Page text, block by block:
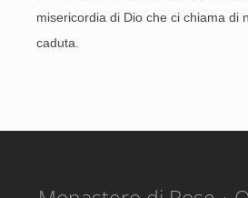
misericordia di Dio che ci chiama di
caduta.